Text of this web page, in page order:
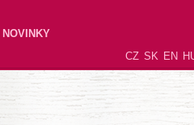
NOVINKY
CZ SK EN